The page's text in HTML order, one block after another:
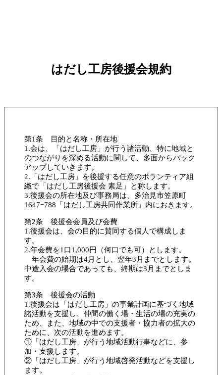
はだし工房後援会規約
第1条 目的と名称・所在地
1.会は、「はだし工房」が行う諸活動、特に地域と
のつながりを深める活動に関して、多面からバック
アップしていきます。
2.「はだし工房」を後援する任意のボランティア組
織で「はだし工房後援会 素足」と称します。
3.後援会の所在地及び事務局は、多治見市笠原町
1647−788「はだし工房共同作業所」内におきます。
第2条 後援会会員及び会費
1.後援会は、会の目的に賛同する個人で構成しま
す。
2.年会費を1口1,000円（何口でも可）とします。
年会費の始期は4月とし、翌年3月までとします。
中途入会の場合であっても、終期は3月までとしま
す。
第3条 後援会の活動
1.後援会は「はだし工房」の事業計画に基づく地域
諸活動を支援し、仲間の働く場・生活の場の充実の
ため、また、地域の中での支援者・協力者の拡大の
ために、次の活動を進めます。
①「はだし工房」が行う地域活動行事などに、参
加・支援します。
②「はだし工房」が行う地域啓発活動などを支援し
ます。